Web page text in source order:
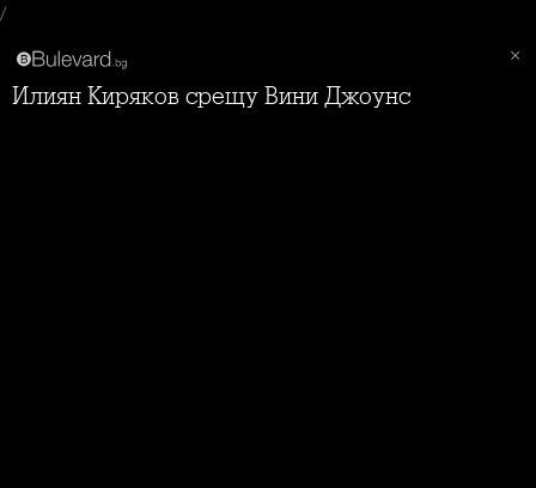
/
Илиян Киряков срещу Вини Джоунс